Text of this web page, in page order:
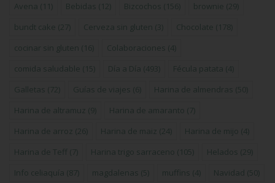
Avena (11) Bebidas (12) Bizcochos (156) brownie (29)
bundt cake (27) Cerveza sin gluten (3) Chocolate (178)
cocinar sin gluten (16) Colaboraciones (4)
comida saludable (15) Día a Día (493) Fécula patata (4)
Galletas (72) Guías de viajes (6) Harina de almendras (50)
Harina de altramuz (9) Harina de amaranto (7)
Harina de arroz (26) Harina de maiz (24) Harina de mijo (4)
Harina de Teff (7) Harina trigo sarraceno (105) Helados (29)
Info celiaquía (87) magdalenas (5) muffins (4) Navidad (50)